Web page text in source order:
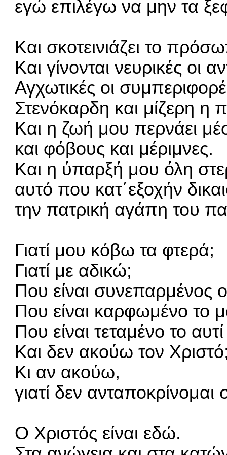
εγώ επιλέγω να μην τα
Και σκοτεινιάζει το
Και γίνονται νευρικές οι
Αγχωτικές οι
Στενόκαρδη και μίζερη η
Και η ζωή μου περνάει
και φόβους και μέριμνες.
Και η ύπαρξή μου όλη
αυτό που κατ΄εξοχήν
την πατρική αγάπη του
Γιατί μου κόβω τα φτερά;
Γιατί με αδικώ;
Που είναι συνεπαρμένος
Που είναι καρφωμένο το
Που είναι τεταμένο το
Και δεν ακούω τον
Κι αν ακούω,
γιατί δεν
Ο Χριστός είναι εδώ.